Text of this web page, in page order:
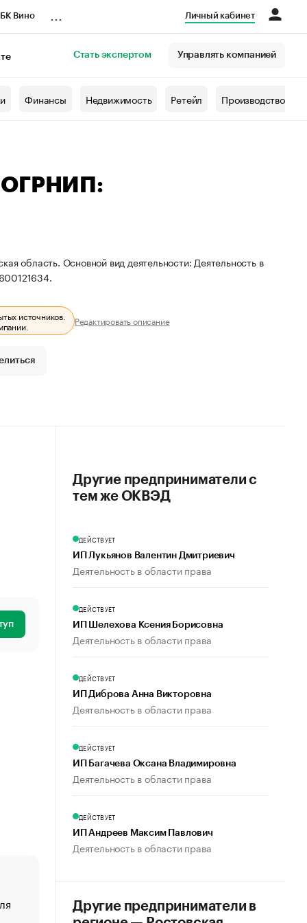
Вино Личный кабинет
Стать экспертом Управлять компанией
Финансы Недвижимость Ретейл Производство
ОГРНИП:
область. Основной вид деятельности: Деятельность в
источников.
Редактировать описание
«От спорта тело стареет иначе». Как живет глава
создавшей GTA
Другие предприниматели с
тем же ОКВЭД
ДЕЙСТВУЕТ
ИП Лукьянов Валентин Дмитриевич
Деятельность в области права
ДЕЙСТВУЕТ
ИП Шелехова Ксения Борисовна
Деятельность в области права
ДЕЙСТВУЕТ
ИП Диброва Анна Викторовна
Деятельность в области права
ДЕЙСТВУЕТ
ИП Багачева Оксана Владимировна
Деятельность в области права
ДЕЙСТВУЕТ
ИП Андреев Максим Павлович
Деятельность в области права
Другие предприниматели в